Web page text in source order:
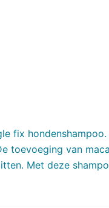
fix
toevoeging van
Met deze